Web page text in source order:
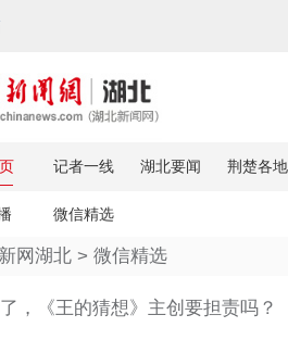
网湖北 > 微信精选
，《王的猜想》主创要担责吗？